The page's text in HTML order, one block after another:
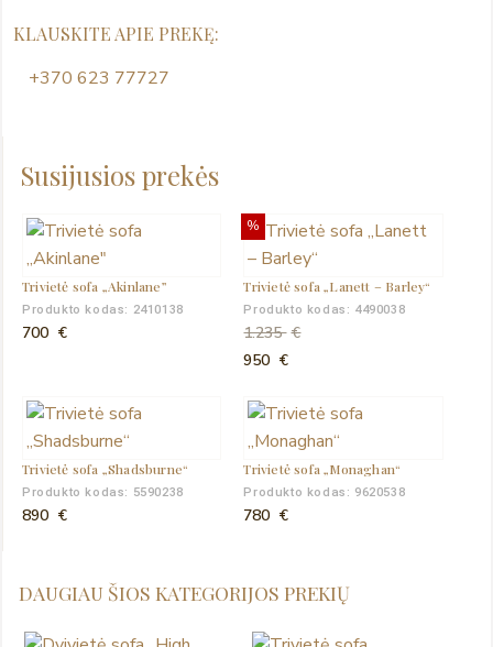
KLAUSKITE APIE PREKĘ:
+370 623 77727
Susijusios prekės
Trivietė sofa „Akinlane”
Produkto kodas: 2410138
700 €
%
Trivietė sofa „Lanett – Barley“
Produkto kodas: 4490038
1.235 €
Original
was:
1.235 €.
950 €Current
is:
950 €.
Trivietė sofa „Shadsburne“
Produkto kodas: 5590238
890 €
Trivietė sofa „Monaghan“
Produkto kodas: 9620538
780 €
DAUGIAU ŠIOS KATEGORIJOS PREKIŲ